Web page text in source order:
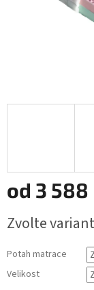
od 3 588
cena:
Zvolte
Potah matrace
Velikost